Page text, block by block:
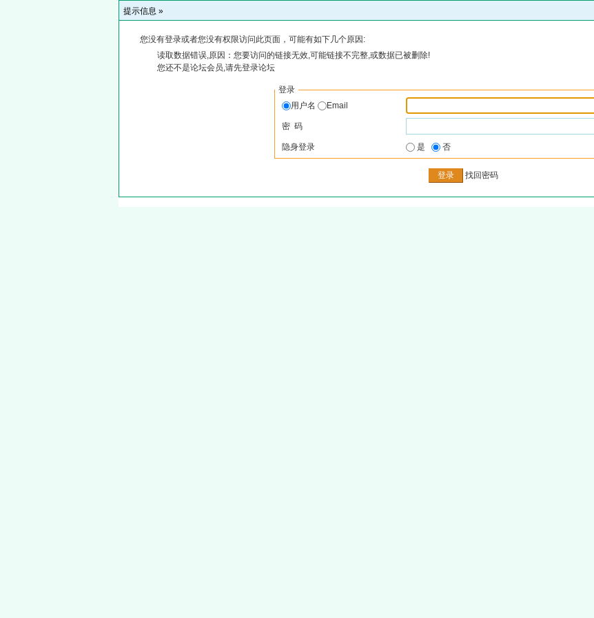
提示信息 »
您没有登录或者您没有权限访问此页面，可能有如下几个原因:
读取数据错误,原因：您要访问的链接无效,可能链接不完整,或数据已被删除!
您还不是论坛会员,请先登录论坛
登录
用户名
Email
密 码
隐身登录 是 否
找回密码